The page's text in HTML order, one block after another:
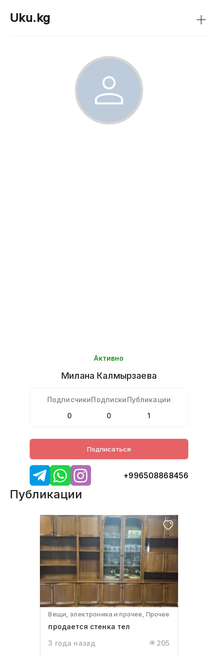
Uku.kg +
Активно
Милана Калмырзаева
Подписчики
0
Подписки
0
Публикации
1
Подписаться
+996508868456
Публикации
Вещи, электроника и прочее, Прочее
продается стенка тел
3 года назад
205